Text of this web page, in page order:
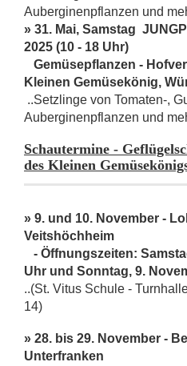
Auberginenpflanzen und
» 31. Mai, Samstag
2025 (10 - 18 Uhr)
Gemüsepflanzen -
Kleinen Gemüsekönig,
..Setzlinge von Tomaten-,
Auberginenpflanzen und
Schautermine -
des Kleinen
» 9. und 10. November -
Veitshöchheim
- Öffnungszeiten:
Uhr und Sonntag, 9.
..(St. Vitus Schule -
14)
» 28. bis 29. November -
Unterfranken